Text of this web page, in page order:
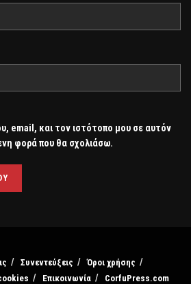
email, και τον ιστότοπο μου σε αυτόν
φορά που θα σχολιάσω.
Συνεντεύξεις
Όροι χρήσης
Επικοινωνία CorfuPress.com